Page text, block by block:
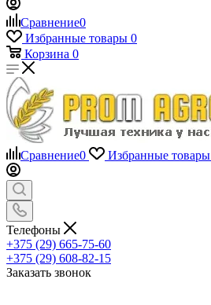
Сравнение0
Избранные товары 0
Корзина 0
Сравнение0 Избранные товары
Телефоны
+375 (29) 665-75-60
+375 (29) 608-82-15
Заказать звонок